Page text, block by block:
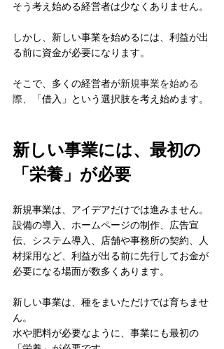
そう考え始める経営者は少なくありません。
しかし、新しい事業を始めるには、利益が出
る前に資金が必要になります。
そこで、多くの経営者が新規事業を始める
際、
「借入」という選択肢を考え始めます。
新しい事業には、最初の
「栄養」が必要
新規事業は、アイデアだけでは進みません。
設備の導入、ホームページの制作、広告宣
伝、システム導入、店舗や事務所の契約、人
材採用など、利益が出る前に先行してお金が
必要になる場面が数多くあります。
新しい事業は、種をまいただけでは育ちませ
ん。
水や肥料が必要なように、事業にも最初の